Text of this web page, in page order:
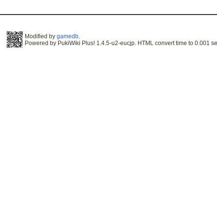
Modified by gamedb.
Powered by PukiWiki Plus! 1.4.5-u2-eucjp. HTML convert time to 0.001